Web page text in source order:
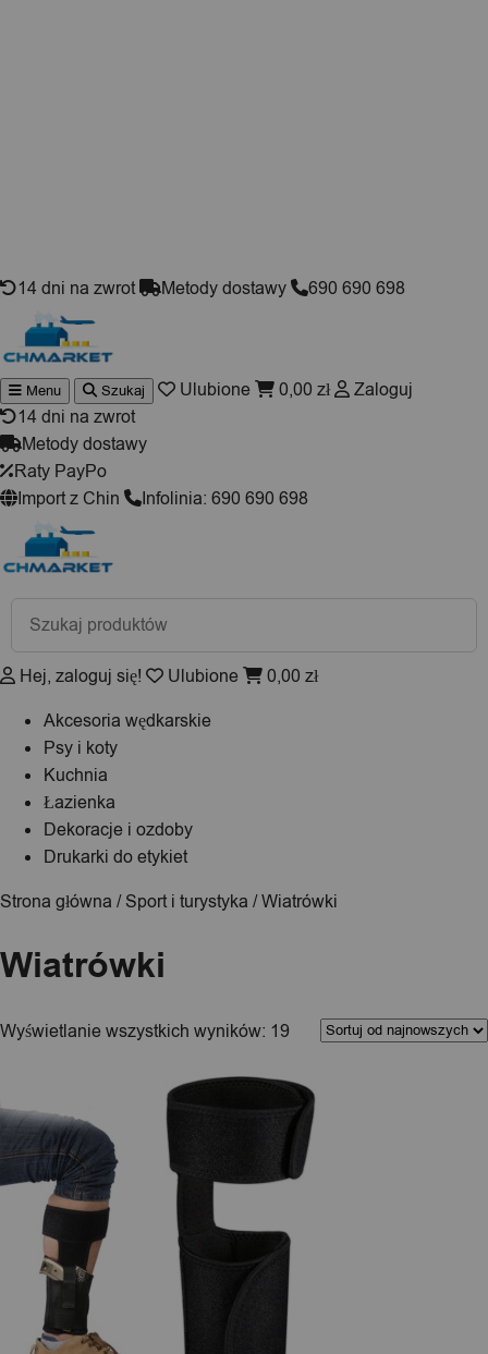
14 dni na zwrot Metody dostawy 690 690 698
Wyszukiwarka
produktów
Menu Szukaj Ulubione 0,00 zł
Zaloguj
14 dni na zwrot
Metody dostawy
Raty PayPo
Import z Chin
Infolinia: 690 690 698
Wyszukiwarka
produktów
Hej, zaloguj się! Ulubione 0,00 zł
Akcesoria wędkarskie
Psy i koty
Kuchnia
Łazienka
Dekoracje i ozdoby
Drukarki do etykiet
Strona główna /Sport i turystyka / Wiatrówki
Wiatrówki
Wyświetlanie wszystkich wyników: 19
Kolejność